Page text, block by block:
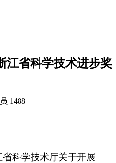
江省科学技术进步奖
1488
科学技术厅关于开展